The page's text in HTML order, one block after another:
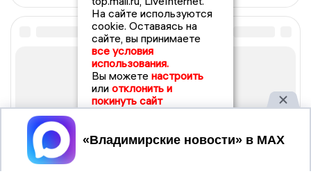
На сайте используются
cookie. Оставаясь на
сайте, вы принимаете
все условия
использования.
Вы можете настроить
или отклонить и
покинуть сайт
Принять